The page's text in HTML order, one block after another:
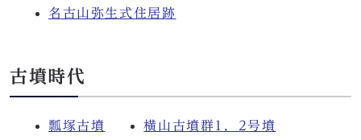
名古山弥生式住居跡
古墳時代
瓢塚古墳 横山古墳群1，2号墳